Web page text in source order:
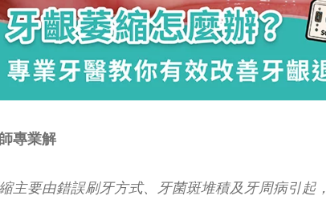
專業解
主要由錯誤刷牙方式、牙菌斑堆積及牙周病引